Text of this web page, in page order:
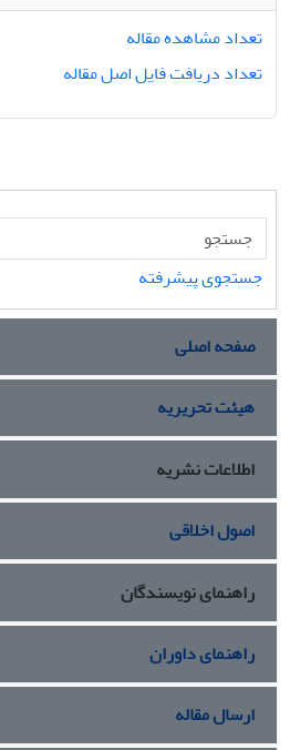
تعداد مشاهده مقاله
تعداد دریافت فایل اصل مقاله
جستجوی پیشرفته
صفحه اصلی
هیئت تحریریه
اطلاعات نشریه
اصول اخلاقی
راهنمای نویسندگان
راهنمای داوران
ارسال مقاله